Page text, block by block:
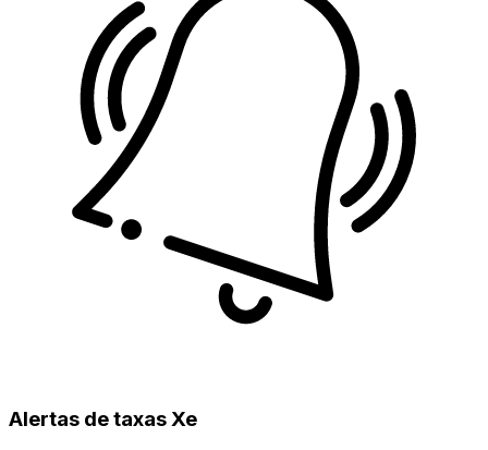
Alertas de taxas Xe